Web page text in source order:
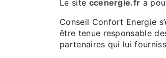
Le site ccenergie.fr a
Conseil Confort Energie
être tenue responsable
partenaires qui lui